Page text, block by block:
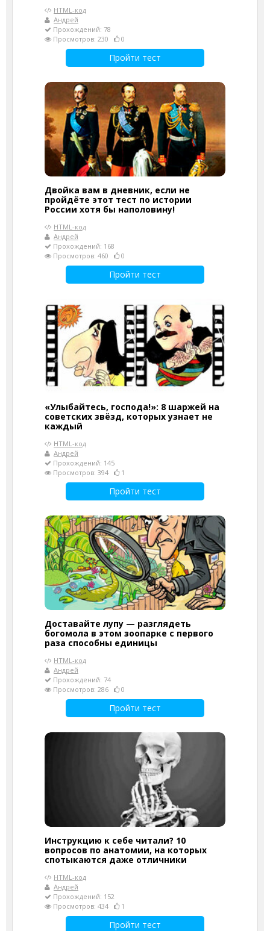
HTML-код
Андрей
Прохождений: 78
Просмотров: 230
0
Пройти тест
Двойка вам в дневник, если не
пройдёте этот тест по истории
России хотя бы наполовину!
HTML-код
Андрей
Прохождений: 168
Просмотров: 460
0
Пройти тест
«Улыбайтесь, господа!»: 8 шаржей на
советских звёзд, которых узнает не
каждый
HTML-код
Андрей
Прохождений: 145
Просмотров: 394
1
Пройти тест
Доставайте лупу — разглядеть
богомола в этом зоопарке с первого
раза способны единицы
HTML-код
Андрей
Прохождений: 74
Просмотров: 286
0
Пройти тест
Инструкцию к себе читали? 10
вопросов по анатомии, на которых
спотыкаются даже отличники
HTML-код
Андрей
Прохождений: 152
Просмотров: 434
1
Пройти тест